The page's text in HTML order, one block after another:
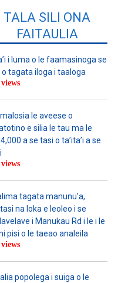
TALA SILI ONA
FAITAULIA
i luma o le faamasinoga se
o tagata iloga i taaloga
le aveese o
e silia le tau ma le
a se tasi o ta’ita’i a se
tagata manunu’a,
na loka e leoleo i se
i Manukau Rd i le i le
pisi o le taeao analeila
popolega i suiga o le